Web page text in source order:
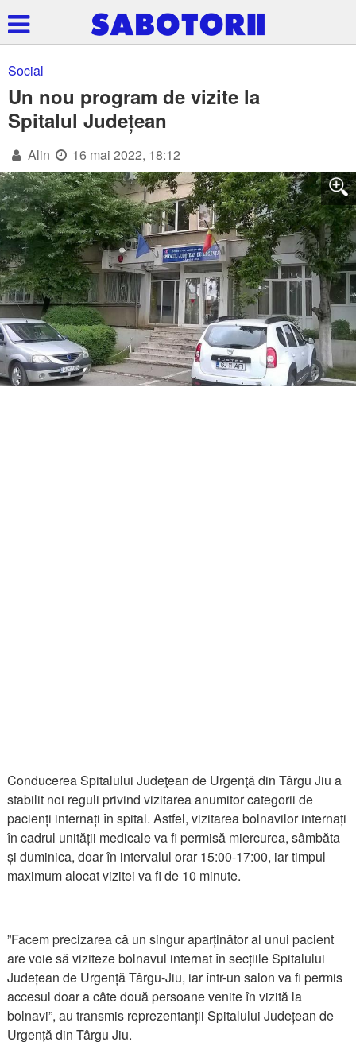
Social
Un nou program de vizite la
Spitalul Județean
Alin 16 mai 2022, 18:12
Conducerea Spitalului Judeţean de Urgenţă din Târgu Jiu a
stabilit noi reguli privind vizitarea anumitor categorii de
pacienți internați în spital. Astfel, vizitarea bolnavilor internați
în cadrul unității medicale va fi permisă miercurea, sâmbăta
și duminica, doar în intervalul orar 15:00-17:00, iar timpul
maximum alocat vizitei va fi de 10 minute.
”Facem precizarea că un singur aparținător al unui pacient
are voie să viziteze bolnavul internat în secțiile Spitalului
Județean de Urgență Târgu-Jiu, iar într-un salon va fi permis
accesul doar a câte două persoane venite în vizită la
bolnavi”, au transmis reprezentanții Spitalului Județean de
Urgență din Târgu Jiu.